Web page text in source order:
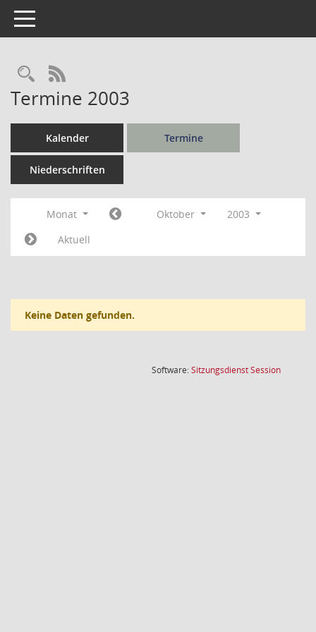
Toggle navigation
Rechercheauswahl
RSS-Feed
Termine 2003
Kalender Termine
Niederschriften
Monat Oktober
2003
Aktuell
Keine Daten gefunden.
Software:SitzungsdienstSession(Wird in